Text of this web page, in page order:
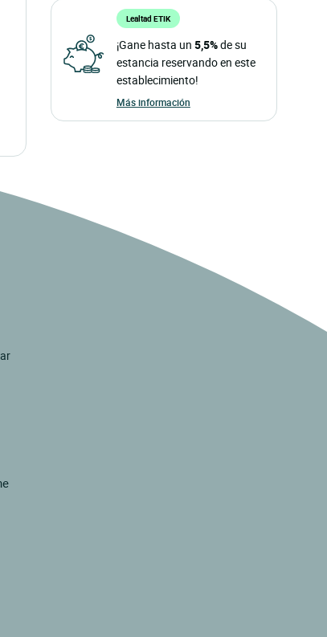
Lealtad ETIK
¡Gane hasta un 5,5%de su
estancia reservando en este
establecimiento!
Más información